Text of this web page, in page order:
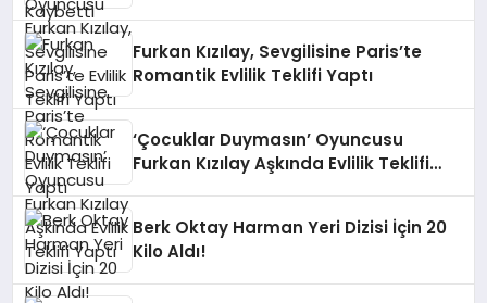
Furkan Kızılay, Sevgilisine Paris’te
Romantik Evlilik Teklifi Yaptı
‘Çocuklar Duymasın’ Oyuncusu
Furkan Kızılay Aşkında Evlilik Teklifi
Berk Oktay Harman Yeri Dizisi İçin 20
Kilo Aldı!